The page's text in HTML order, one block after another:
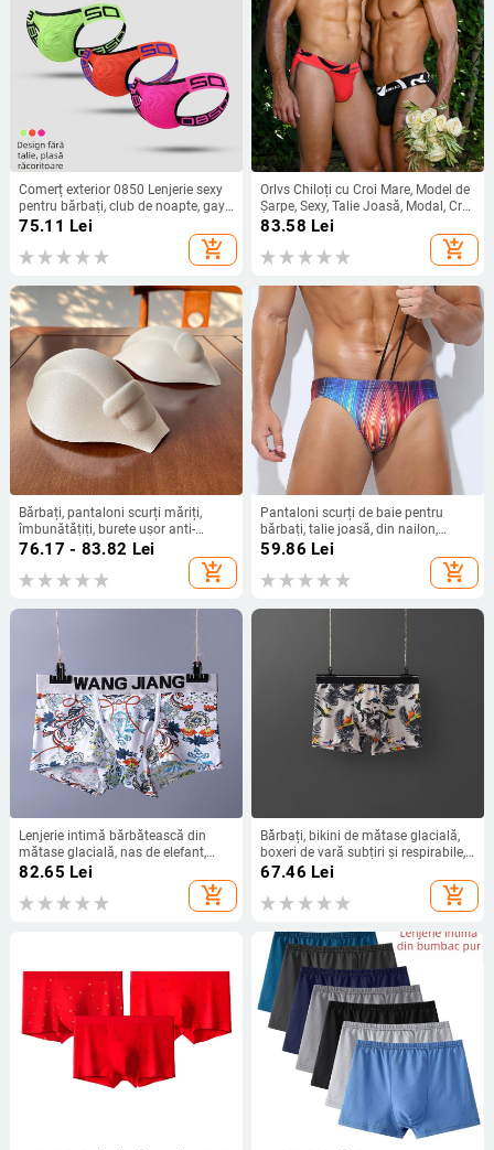
Comerț exterior 0850 Lenjerie sexy
pentru bărbați, club de noapte, gay,
cu fese deschise, nu este nevoie să
se dea jos, fără design de curea,
lenjerie dublă de mărime mare
75.11 Lei
add_shopping_cart
Orlvs Chiloți cu Croi Mare, Model de
Șarpe, Sexy, Talie Joasă, Modal, Croi
strâmt, Comozi, Respirabili, Or6432
83.58 Lei
add_shopping_cart
Bărbați, pantaloni scurți măriți,
îmbunătățiți, burete ușor anti-
alergare, accentuați, 3DU convex,
76.17 - 83.82 Lei
add_shopping_cart
Pantaloni scurți de baie pentru
bărbați, talie joasă, din nailon,
uscare rapidă, respirabili, modelare
a corpului, imprimeu craniu/anime
59.86 Lei
add_shopping_cart
Lenjerie intimă bărbătească din
mătase glacială, nas de elefant,
pistol, ou, despicat, un dormitor, un
living, pantaloni scurți, vară, lenjerie
intimă sexy pentru bărbați, boxeri
82.65 Lei
add_shopping_cart
Bărbați, bikini de mătase glacială,
boxeri de vară subțiri și respirabile,
lenjerie intimă antibacteriană
67.46 Lei
add_shopping_cart